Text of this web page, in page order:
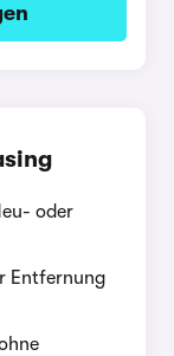
oder
Entfernung